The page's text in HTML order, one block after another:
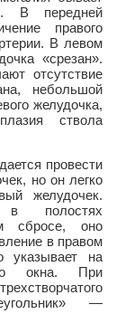
В передней
правого
В левом
«срезан».
отсутствие
небольшой
желудочка,
ствола
провести
но он легко
желудочек.
в полостях
сбросе, оно
в правом
на
окна. При
—